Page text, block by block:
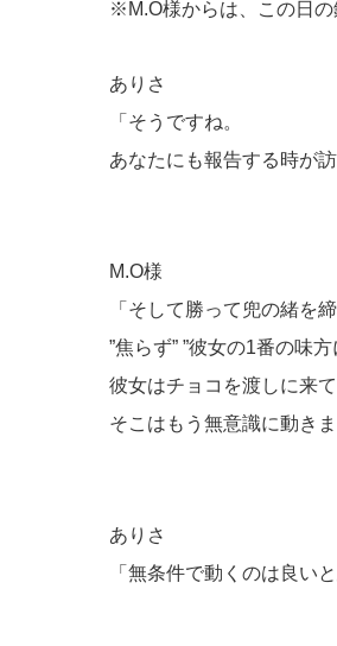
※M.O様からは、この日の
ありさ
「そうですね。
あなたにも報告する時が
M.O様
「そして勝って兜の緒を
”焦らず” ”彼女の1番の味
彼女はチョコを渡しに来
そこはもう無意識に動きま
ありさ
「無条件で動くのは良い